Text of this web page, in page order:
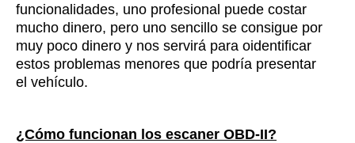
funcionalidades, uno profesional puede costar
mucho dinero, pero uno sencillo se consigue por
muy poco dinero y nos servirá para oidentificar
estos problemas menores que podría presentar
el vehículo.
¿Cómo funcionan los escaner OBD-II?